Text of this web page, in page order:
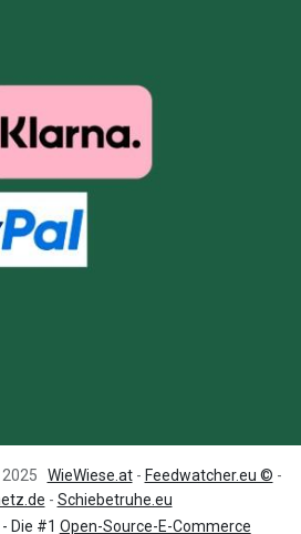
WieWiese.at- Feedwatcher.eu © -
- Schiebetruhe.eu
- Die #1 Open-Source-E-Commerce